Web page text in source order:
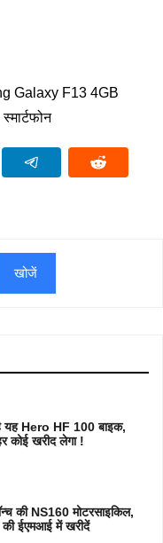
Galaxy F13 4GB
खोजें
यह Hero HF 100 बाइक,
कोई खरीद लेगा !
की NS160 मोटरसाइकिल,
की ईएमआई में खरीदें